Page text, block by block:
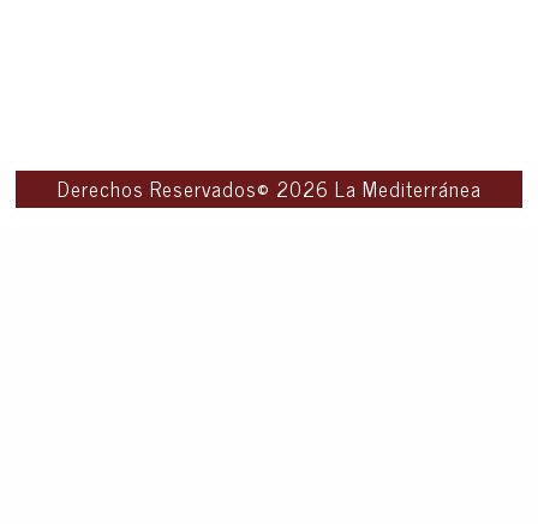
Derechos Reservados© 2026 La Mediterránea